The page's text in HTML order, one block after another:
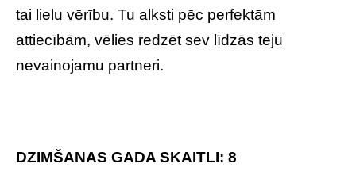
tai lielu vērību. Tu alksti pēc perfektām
attiecībām, vēlies redzēt sev līdzās teju
nevainojamu partneri.
DZIMŠANAS GADA SKAITLI: 8